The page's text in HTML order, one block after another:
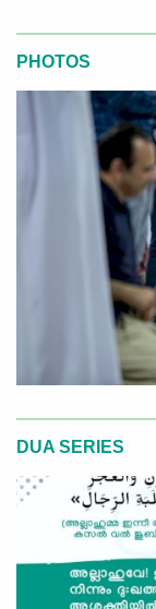
PHOTOS
DUA SERIES